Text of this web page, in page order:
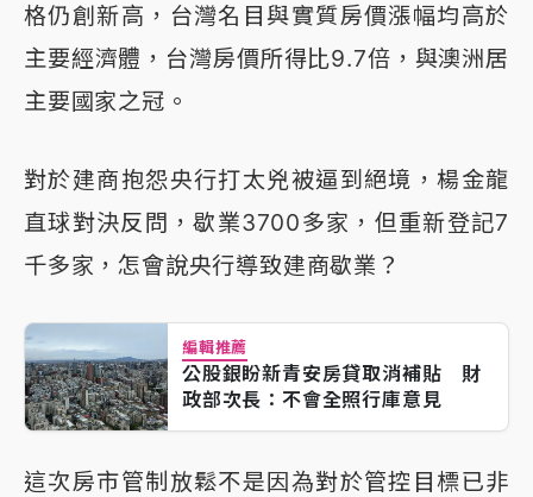
格仍創新高，台灣名目與實質房價漲幅均高於
主要經濟體，台灣房價所得比9.7倍，與澳洲居
主要國家之冠。
對於建商抱怨央行打太兇被逼到絕境，楊金龍
直球對決反問，歇業3700多家，但重新登記7
千多家，怎會說央行導致建商歇業？
編輯推薦
公股銀盼新青安房貸取消補貼 財
政部次長：不會全照行庫意見
這次房市管制放鬆不是因為對於管控目標已非